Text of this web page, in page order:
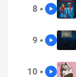
8 ●
9 ●
10 ●